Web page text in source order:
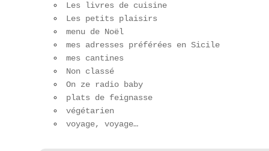
Les livres de cuisine
Les petits plaisirs
menu de Noël
mes adresses préférées en Sicile
mes cantines
Non classé
On ze radio baby
plats de feignasse
végétarien
voyage, voyage…